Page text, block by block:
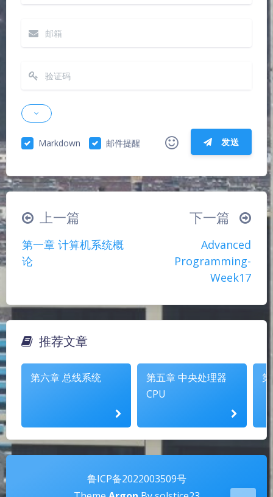
深阴影
关闭
Markdown 邮件提醒 发送
|´・ω・)ノ ヾ(≧∇≦*)ゝ
(☆ω☆)
∠( ᐛ 」∠)＿
୧(๑•̀⌄•́๑)૭
(ฅ´ω`ฅ)
ヾ(´･ ･｀｡)ノ"
( ง ᵒ̌皿ᵒ̌)ง⁼³₌₃
( ๑´•ω•) "(ㆆᴗㆆ)
上一篇
第一章 计算机系统概
论
下一篇
Advanced
Programming-
Week17
推荐文章
第六章 总线系统
第五章 中央处理器
CPU
鲁ICP备2022003509号